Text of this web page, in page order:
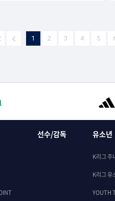
1 2 3 4 5
선수/감독 유소년
K리그 주
K리그 유
YOUTH